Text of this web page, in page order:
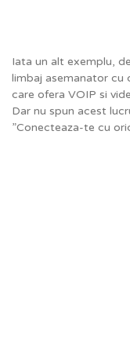
Iata un alt exemplu,
limbaj asemanator cu
care ofera VOIP si
Dar nu spun acest
”Conecteaza-te cu